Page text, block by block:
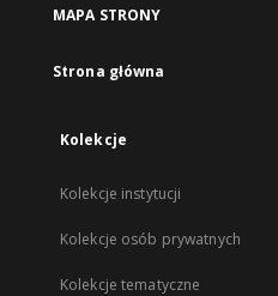
MAPA STRONY
Strona główna
Kolekcje
Kolekcje instytucji
Kolekcje osób prywatnych
Kolekcje tematyczne